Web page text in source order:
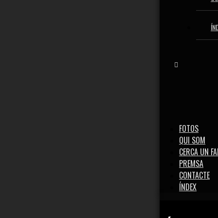
FOTOS
QUI SOM
CERCA UN
PREMSA
CONTACTE
ÍNDEX